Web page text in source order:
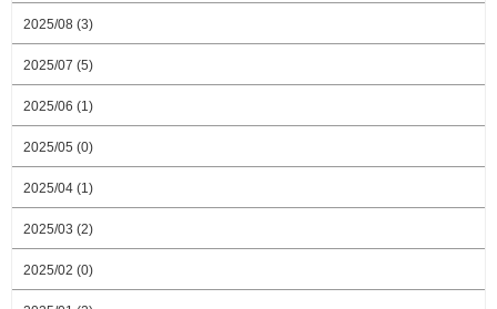
2025/08 (3)
2025/07 (5)
2025/06 (1)
2025/05 (0)
2025/04 (1)
2025/03 (2)
2025/02 (0)